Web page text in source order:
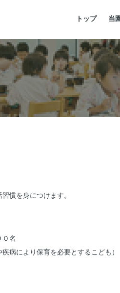
トップ 当
慣を身につけます。
０名
病により保育を必要とするこども）